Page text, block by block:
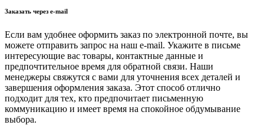
Заказать через e-mail
Если вам удобнее оформить заказ по электронной почте, вы
можете отправить запрос на наш e-mail. Укажите в письме
интересующие вас товары, контактные данные и
предпочтительное время для обратной связи. Наши
менеджеры свяжутся с вами для уточнения всех деталей и
завершения оформления заказа. Этот способ отлично
подходит для тех, кто предпочитает письменную
коммуникацию и имеет время на спокойное обдумывание
выбора.